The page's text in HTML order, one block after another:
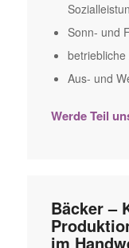
Sonn- und
Aus- und
Werde Teil
Bäcker –
im